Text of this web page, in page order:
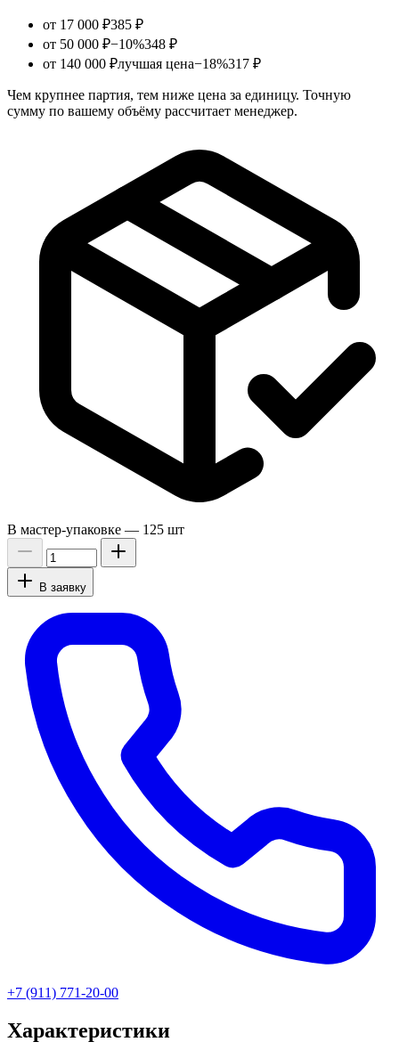
от 17 000 ₽385 ₽
от 50 000 ₽−10%348 ₽
от 140 000 ₽лучшая цена−18%317 ₽
Чем крупнее партия, тем ниже цена за единицу. Точную
сумму по вашему объёму рассчитает менеджер.
В мастер-упаковке — 125 шт
В заявку
+7 (911) 771-20-00
Характеристики